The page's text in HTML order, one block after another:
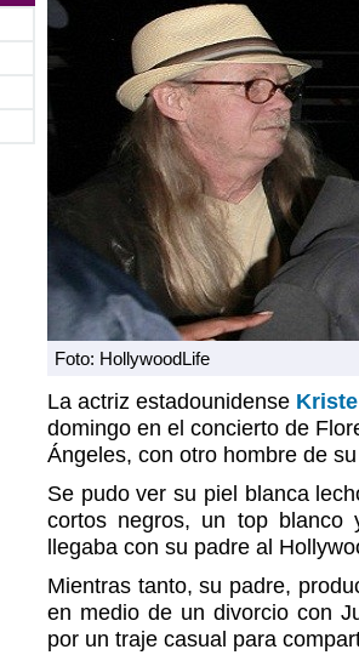
Foto: HollywoodLife
La actriz estadounidense
domingo en el concierto de
Ángeles, con otro hombre de
Se pudo ver su piel blanca
cortos negros, un top blanco
llegaba con su padre al
Mientras tanto, su padre,
en medio de un divorcio con
por un traje casual para